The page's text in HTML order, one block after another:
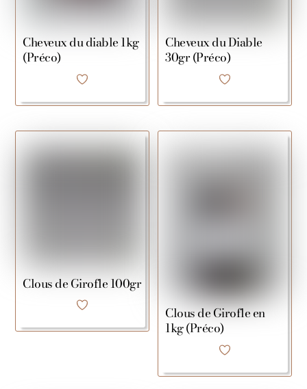
Cheveux du diable 1kg
(Préco)
Cheveux du Diable
30gr (Préco)
Clous de Girofle 100gr
Clous de Girofle en
1kg (Préco)